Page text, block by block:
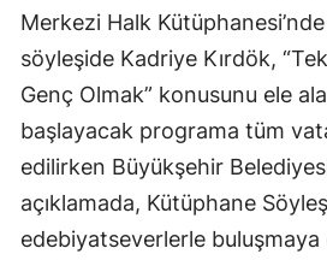
Merkezi Halk
söyleşide Kadriye Kırdök,
Genç Olmak” konusunu ele
başlayacak programa tüm
edilirken Büyükşehir
açıklamada, Kütüphane
edebiyatseverlerle